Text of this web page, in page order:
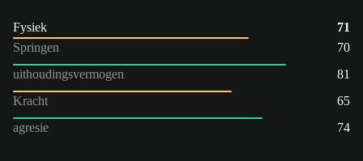
Fysiek
71
Springen
70
uithoudingsvermogen
81
Kracht
65
agresie
74